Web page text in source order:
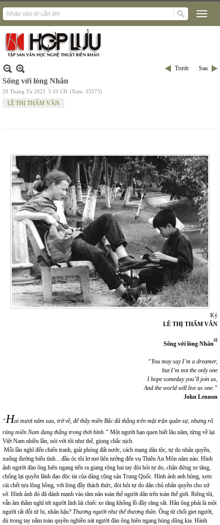
Trước Sau
Sống với lòng Nhân
20 Tháng Tư 2021 5:10 CH (Xem: 33573)
LÊ THỊ THẤM VÂN
Ký
LÊ THỊ THẤM VÂN
Sống với lòng Nhân
[i]
“You may say I’m a dreamer,
but I’m not the only one
I hope someday you’ll join us,
And the world will live as one.”
John Lennon
“Hai mươi năm sau, trở về, để thấy miền Bắc đã thắng trên mặt trận quân sự, nhưng rõ
ràng miền Nam đang thắng trong thời bình.” Một người bạn quen biết lâu năm, từng về lại
Việt Nam nhiều lần, nói với tôi như thế, giọng chắc nịch.
Mỗi lần nghĩ đến chiến tranh, giải phóng đất nước, cách mạng dân tộc, tự do nhân quyền,
xuống đường biểu tình... đầu óc tôi lơ mơ liên tưởng đến vụ Thiên An Môn năm nào. Hình
ảnh người đàn ông hiên ngang tiến ra giang rộng hai tay đòi hỏi tự do, chận đứng xe tăng,
chống lại quyền lãnh đạo độc tài của đảng cộng sản Trung Quốc. Hình ảnh anh hùng, xem
cái chết tựa lông hồng, với lòng đầy thách thức, đòi hỏi tự do dân chủ nhân quyền cho xứ
sở. Hình ảnh đó đã đánh mạnh vào tâm não toàn thể người dân trên toàn thế giới. Riêng tôi,
vẫn âm thầm nghĩ tới người lính lái chiếc xe tăng khổng lồ đầy răng sắt. Hẳn ông phải là một
người rất đỗi từ bi, nhân hậu? Thương người như thể thương thân. Ông từ chối giet người,
dù trong tay nắm toàn quyền nghiền nát người đàn ông hiên ngang hùng dũng kia. Hành